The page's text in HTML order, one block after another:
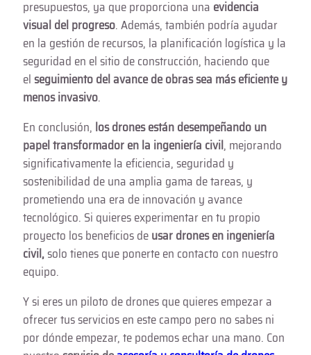
presupuestos, ya que proporciona una evidencia
visual del progreso. Además, también podría ayudar
en la gestión de recursos, la planificación logística y la
seguridad en el sitio de construcción, haciendo que
elseguimiento del avance de obras sea más eficiente y
menos invasivo.
En conclusión, los drones están desempeñando un
papel transformador en la ingeniería civil, mejorando
significativamente la eficiencia, seguridad y
sostenibilidad de una amplia gama de tareas, y
prometiendo una era de innovación y avance
tecnológico. Si quieres experimentar en tu propio
proyecto los beneficios deusar drones en ingeniería
civil,solo tienes que ponerte en contacto con nuestro
equipo.
Y si eres un piloto de drones que quieres empezar a
ofrecer tus servicios en este campo pero no sabes ni
por dónde empezar, te podemos echar una mano. Con